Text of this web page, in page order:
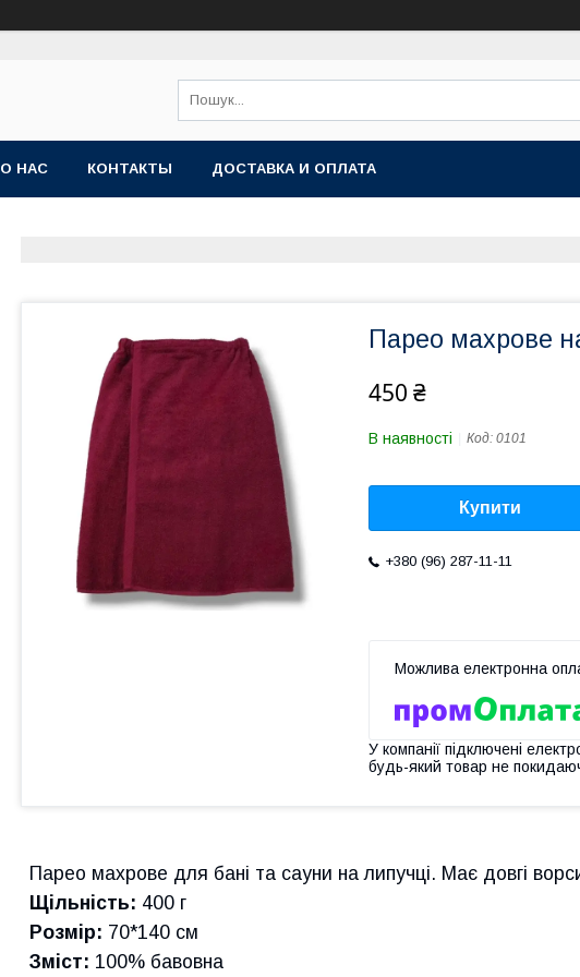
О НАС КОНТАКТЫ ДОСТАВКА И ОПЛАТА
Парео махрове
450 ₴
В наявності Код: 0101
Купити
+380 (96) 287-11-11
У компанії підключені
будь-який товар не
Парео махрове для бані та сауни на липучці. Має довгі
Щільність: 400 г
Розмір: 70*140 см
Зміст: 100% бавовна